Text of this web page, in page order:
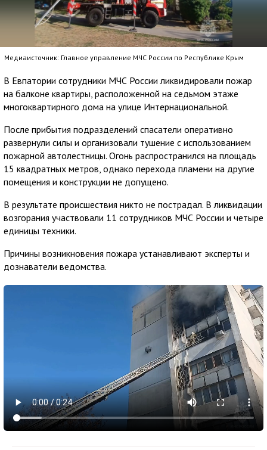
Медиаисточник: Главное управление МЧС России по Республике Крым
В Евпатории сотрудники МЧС России ликвидировали пожар
на балконе квартиры, расположенной на седьмом этаже
многоквартирного дома на улице Интернациональной.
После прибытия подразделений спасатели оперативно
развернули силы и организовали тушение с использованием
пожарной автолестницы. Огонь распространился на площадь
15 квадратных метров, однако перехода пламени на другие
помещения и конструкции не допущено.
В результате происшествия никто не пострадал. В ликвидации
возгорания участвовали 11 сотрудников МЧС России и четыре
единицы техники.
Причины возникновения пожара устанавливают эксперты и
дознаватели ведомства.